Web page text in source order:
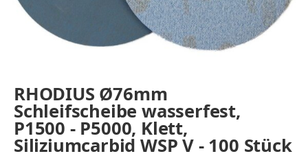
RHODIUS Ø76mm
Schleifscheibe wasserfest,
P1500 - P5000, Klett,
Siliziumcarbid WSP V - 100 Stück